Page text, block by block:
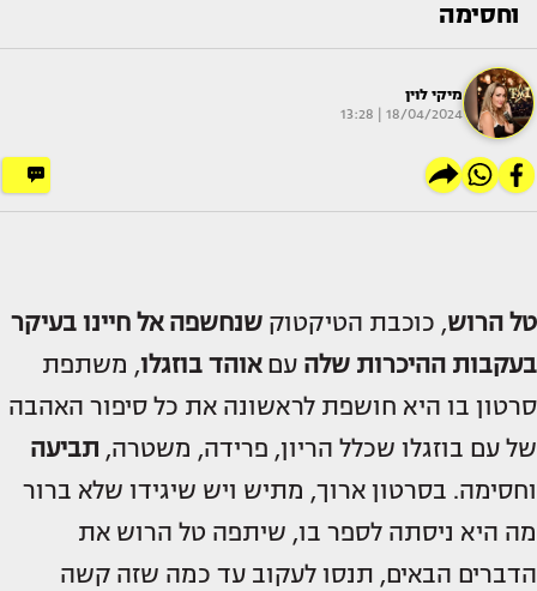
וחסימה
מיקי לוין
18/04/2024 | 13:28
טל הרוש, כוכבת הטיקטוק שנחשפה אל חיינו בעיקר
בעקבות ההיכרות שלה עםאוהד בוזגלו, משתפת
סרטון בו היא חושפת לראשונה את כל סיפור האהבה
של עם בוזגלו שכלל הריון, פרידה, משטרה, תביעה
וחסימה. בסרטון ארוך, מתיש ויש שיגידו שלא ברור
מה היא ניסתה לספר בו, שיתפה טל הרוש את
הדברים הבאים, תנסו לעקוב עד כמה שזה קשה